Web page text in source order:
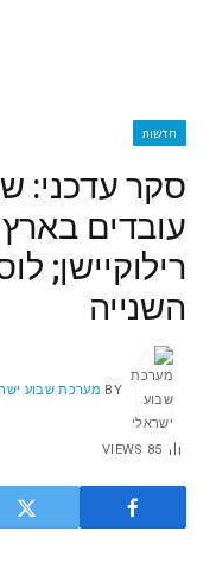
חדשות
סקר עדכני:
עובדים
רילוקיישן;
השנייה
BY מערכת שבוע
85
VIEWS